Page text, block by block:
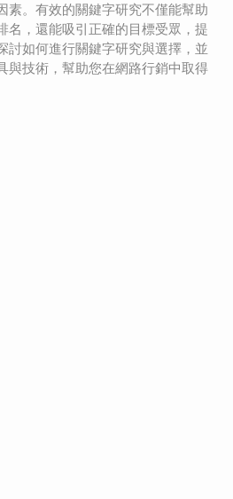
素。有效的關鍵字研究不僅能幫助
名，還能吸引正確的目標受眾，提
討如何進行關鍵字研究與選擇，並
與技術，幫助您在網路行銷中取得